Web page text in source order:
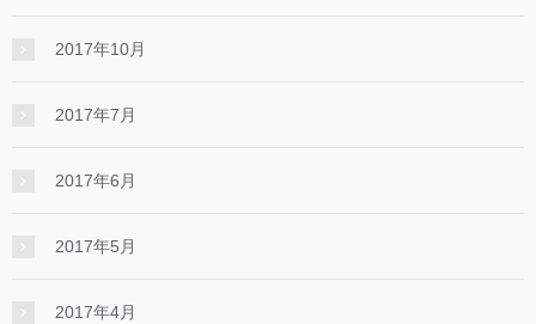
2017年10月
2017年7月
2017年6月
2017年5月
2017年4月